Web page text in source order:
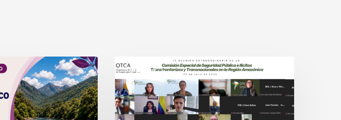
CESPIT
amazónicos
avanzan
en
la
implementación